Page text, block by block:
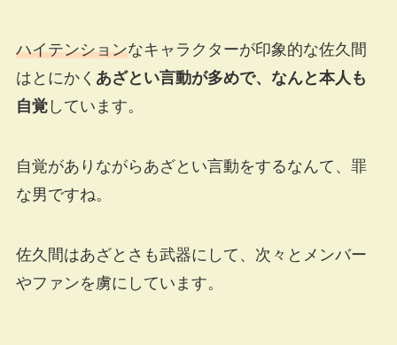
ハイテンションなキャラクターが印象的な佐久間
はとにかく あざとい言動が多めで、なんと本人も
自覚しています。
自覚がありながらあざとい言動をするなんて、罪
な男ですね。
佐久間はあざとさも武器にして、次々とメンバー
やファンを虜にしています。